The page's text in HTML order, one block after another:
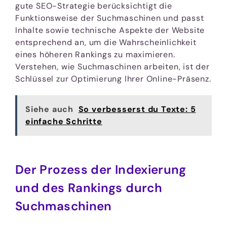
gute SEO-Strategie berücksichtigt die
Funktionsweise der Suchmaschinen und passt
Inhalte sowie technische Aspekte der Website
entsprechend an, um die Wahrscheinlichkeit
eines höheren Rankings zu maximieren.
Verstehen, wie Suchmaschinen arbeiten, ist der
Schlüssel zur Optimierung Ihrer Online-Präsenz.
Siehe auch So verbesserst du Texte: 5
einfache Schritte
Der Prozess der Indexierung
und des Rankings durch
Suchmaschinen